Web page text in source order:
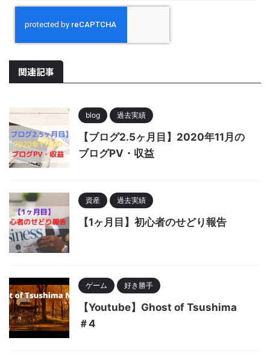
関連記事
blog 過去実績
【ブログ2.5ヶ月目】2020年11月の
ブログPV・収益
資産 過去実績
【1ヶ月目】初心者のせどり報告
ゲーム 好き勝手
【Youtube】Ghost of Tsushima
＃4